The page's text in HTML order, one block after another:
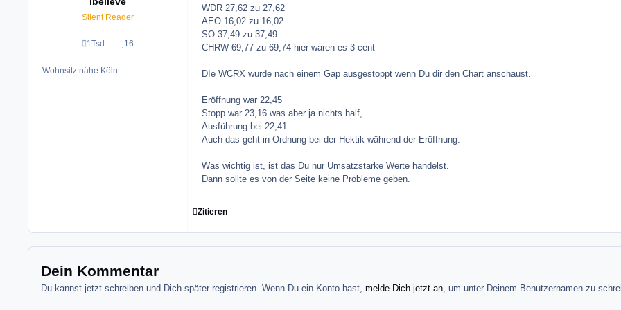
Silent Reader
1Tsd
Beiträge16
Reputation
Wohnsitz:nähe Köln
WDR 27,62 zu 27,62
AEO 16,02 zu 16,02
SO 37,49 zu 37,49
CHRW 69,77 zu 69,74 hier waren es 3 cent
DIe WCRX wurde nach einem Gap ausgestoppt wenn Du dir den Chart anschaust.
Eröffnung war 22,45
Stopp war 23,16 was aber ja nichts half,
Ausführung bei 22,41
Auch das geht in Ordnung bei der Hektik während der Eröffnung.
Was wichtig ist, ist das Du nur Umsatzstarke Werte handelst.
Dann sollte es von der Seite keine Probleme geben.
Zitieren
Dein Kommentar
Du kannst jetzt schreiben und Dich später registrieren. Wenn Du ein Konto hast,melde Dich jetzt an , um unter Deinem Benutzernamen zu